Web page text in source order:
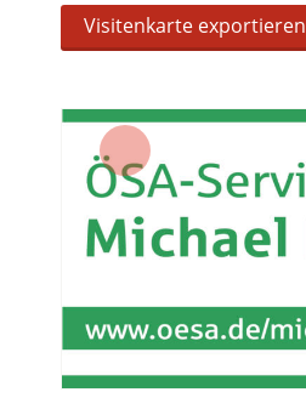
Visitenkarte exportieren